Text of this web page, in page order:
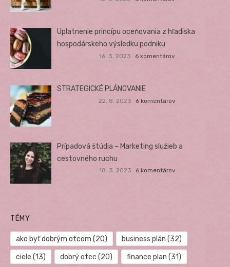
Uplatnenie princípu oceňovania z hľadiska
hospodárskeho výsledku podniku
16. 3. 2023 6 komentárov
STRATEGICKÉ PLÁNOVANIE
22. 8. 2023 6 komentárov
Prípadová štúdia – Marketing služieb a
cestovného ruchu
18. 3. 2023 6 komentárov
TÉMY
ako byť dobrým otcom (20) business plán (32)
ciele (13) dobrý otec (20) finance plan (31)